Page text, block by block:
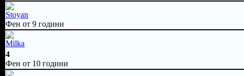
Stoyan
Фен от 9 години
Milka
4
Фен от 10 години